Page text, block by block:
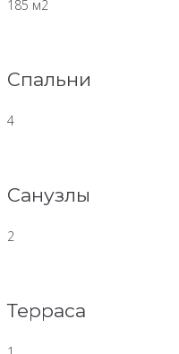
185 м2
Спальни
4
Санузлы
2
Терраса